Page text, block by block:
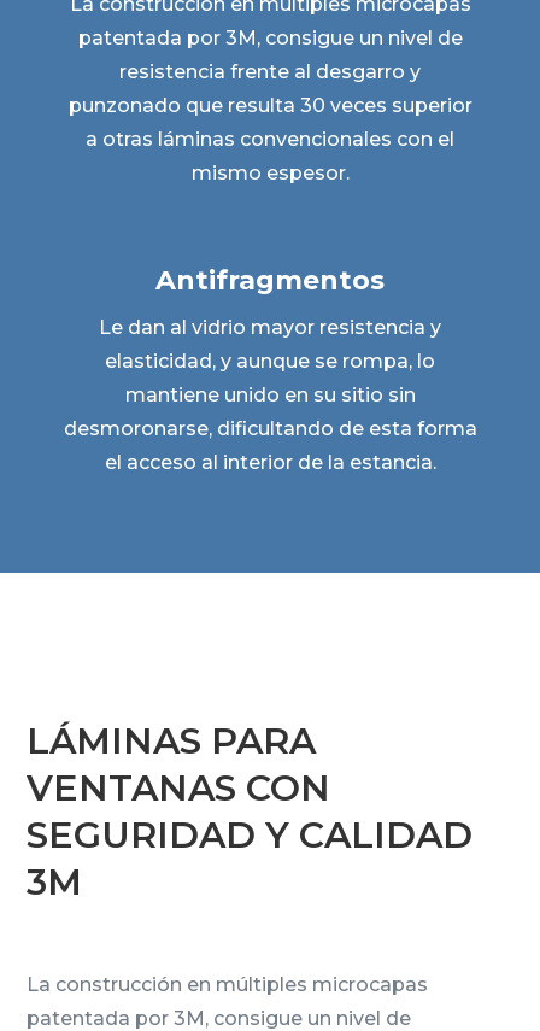
patentada por 3M, consigue un nivel de
resistencia frente al desgarro y
punzonado que resulta 30 veces superior
a otras láminas convencionales con el
mismo espesor.
Antifragmentos
Le dan al vidrio mayor resistencia y
elasticidad, y aunque se rompa, lo
mantiene unido en su sitio sin
desmoronarse, dificultando de esta forma
el acceso al interior de la estancia.
LÁMINAS PARA
VENTANAS CON
SEGURIDAD Y CALIDAD
3M
La construcción en múltiples microcapas
patentada por 3M, consigue un nivel de